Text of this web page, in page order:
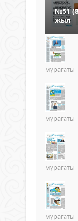
№51
жыл
мұрағаты
мұрағаты
мұрағаты
мұрағаты